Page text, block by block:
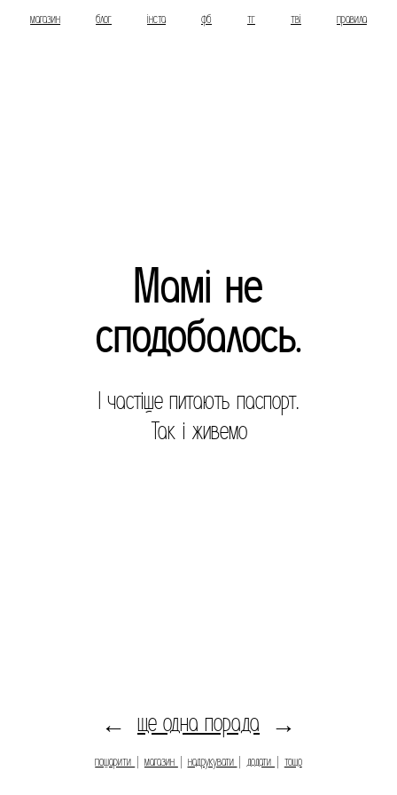
магазин блог інста фб тг тві правила
Мамі не
сподобалось.
І частіше питають паспорт.
Так і живемо
← ще одна порада →
пошарити магазин надрукувати додати тощо